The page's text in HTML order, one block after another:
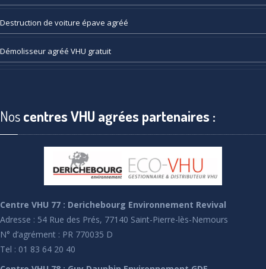
Destruction de voiture épave agréé
Démolisseur agréé VHU gratuit
Noscentres VHU agrées partenaires :
Centre VHU 77 : Derichebourg Environnement Revival
Adresse : 54 Rue des Prés, 77140 Saint-Pierre-lès-Nemours
N° d’agrément : PR 770035 D
Tel : 01 83 64 20 40